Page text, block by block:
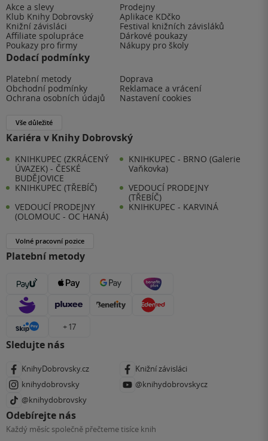
Akce a slevy
Prodejny
Klub Knihy Dobrovský
Aplikace KDčko
Knižní závisláci
Festival knižních závisláků
Affiliate spolupráce
Dárkové poukazy
Poukazy pro firmy
Nákupy pro školy
Dodací podmínky
Platební metody
Doprava
Obchodní podmínky
Reklamace a vrácení
Ochrana osobních údajů
Nastavení cookies
Vše důležité
Kariéra v Knihy Dobrovský
KNIHKUPEC (ZKRÁCENÝ
ÚVAZEK) - ČESKÉ
BUDĚJOVICE
KNIHKUPEC - BRNO (Galerie
Vaňkovka)
KNIHKUPEC (TŘEBÍČ)
VEDOUCÍ PRODEJNY
(TŘEBÍČ)
VEDOUCÍ PRODEJNY
(OLOMOUC - OC HANÁ)
KNIHKUPEC - KARVINÁ
Volné pracovní pozice
Platební metody
+ 17
Sledujte nás
KnihyDobrovsky.cz
Knižní závisláci
knihydobrovsky
@knihydobrovskycz
@knihydobrovsky
Odebírejte nás
Každý měsíc společně přečteme tisíce knih